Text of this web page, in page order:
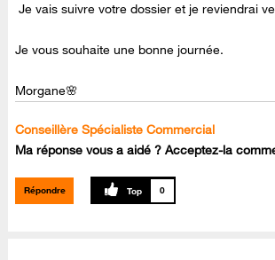
Je vais suivre votre dossier et je reviendrai
Je vous souhaite une bonne journée.
Morgane🌸
Conseillère Spécialiste Commercial
Ma réponse vous a aidé ? Acceptez-la
Répondre 0